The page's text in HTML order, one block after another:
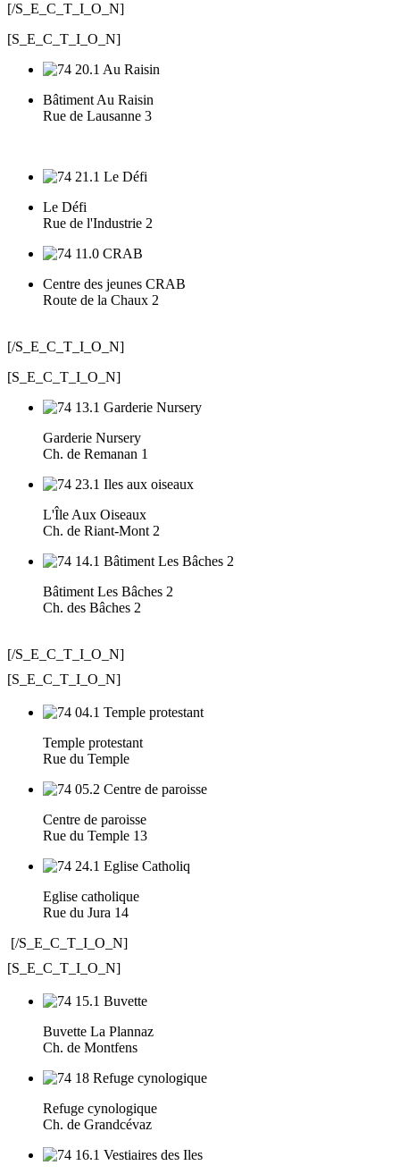
[/S_E_C_T_I_O_N]
[S_E_C_T_I_O_N]
Bâtiment Au Raisin
Rue de Lausanne 3
Le Défi
Rue de l'Industrie 2
Centre des jeunes CRAB
Route de la Chaux 2
[/S_E_C_T_I_O_N]
[S_E_C_T_I_O_N]
Garderie Nursery
Ch. de Remanan 1
L'Île Aux Oiseaux
Ch. de Riant-Mont 2
Bâtiment Les Bâches 2
Ch. des Bâches 2
[/S_E_C_T_I_O_N]
[S_E_C_T_I_O_N]
Temple protestant
Rue du Temple
Centre de paroisse
Rue du Temple 13
Eglise catholique
Rue du Jura 14
[/S_E_C_T_I_O_N]
[S_E_C_T_I_O_N]
Buvette La Plannaz
Ch. de Montfens
Refuge cynologique
Ch. de Grandcévaz